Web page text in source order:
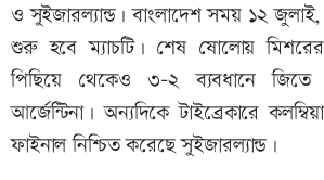
ও সুইজারল্যান্ড। বাংলাদেশ সময় ১২
শুরু হবে ম্যাচটি। শেষ ষোলোয়
পিছিয়ে থেকেও ৩-২ ব্যবধানে
আর্জেন্টিনা। অন্যদিকে টাইব্রেকারে
ফাইনাল নিশ্চিত করেছে সুইজারল্যান্ড।